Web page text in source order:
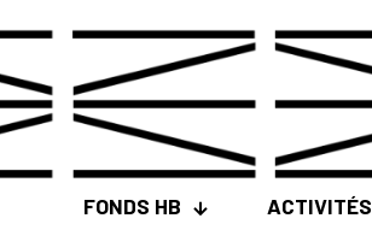
FONDS HB ACTIVITÉS